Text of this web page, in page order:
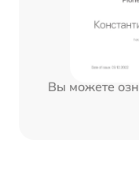
Вы можете